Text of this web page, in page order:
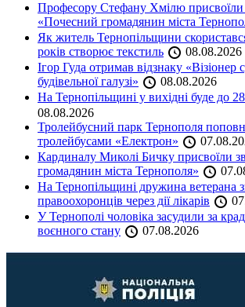
Професору Стефану Хмілю присвоїли
«Почесний громадянин міста
Як житель Тернопільщини
років створює текстиль
08.08.2026
Ігор Гуда отримав відзнаку «Візіонер
будівельної галузі»
08.08.2026
На Тернопільщині у вихідні буде до
08.08.2026
Тролейбусний парк Тернополя
тролейбусами «Електрон»
Кардиналу Миколі Бичку присвоїли
громадянин міста Тернополя»
На Тернопільщині дружина ветерана
правоохоронців через дії лікарів
У Тернополі чоловіка засудили за
воєнного стану
07.08.2026